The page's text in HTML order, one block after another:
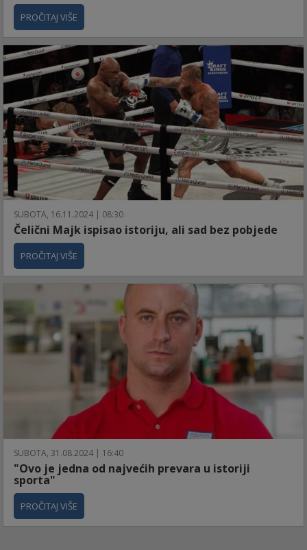
PROČITAJ VIŠE
SUBOTA, 16.11.2024 | 08:30
Čelični Majk ispisao istoriju, ali sad bez pobjede
PROČITAJ VIŠE
SUBOTA, 31.08.2024 | 16:40
"Ovo je jedna od najvećih prevara u istoriji
sporta"
PROČITAJ VIŠE